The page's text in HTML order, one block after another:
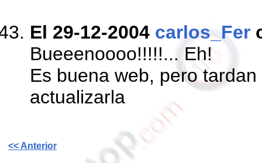
El 29-12-2004 carlos_Fer
Bueeenoooo!!!!!... Eh!
Es buena web, pero
actualizarla
<< Anterior